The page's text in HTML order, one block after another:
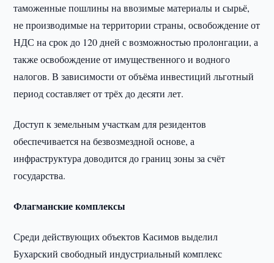
таможенные пошлины на ввозимые материалы и сырьё,
не производимые на территории страны, освобождение от
НДС на срок до 120 дней с возможностью пролонгации, а
также освобождение от имущественного и водного
налогов. В зависимости от объёма инвестиций льготный
период составляет от трёх до десяти лет.
Доступ к земельным участкам для резидентов
обеспечивается на безвозмездной основе, а
инфраструктура доводится до границ зоны за счёт
государства.
Флагманские комплексы
Среди действующих объектов Касимов выделил
Бухарский свободный индустриальный комплекс